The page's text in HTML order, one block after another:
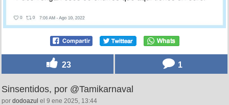
23 1
Sinsentidos, por @Tamikarnaval
por dodoazul el 9 ene 2025, 13:44